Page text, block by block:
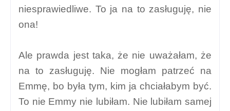
niesprawiedliwe. To ja na to zasługuję, nie
ona!
Ale prawda jest taka, że nie uważałam, że
na to zasługuję. Nie mogłam patrzeć na
Emmę, bo była tym, kim ja chciałabym być.
To nie Emmy nie lubiłam. Nie lubiłam samej